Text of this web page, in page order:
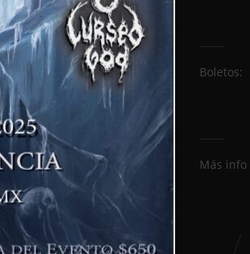
Boletos:
Más info